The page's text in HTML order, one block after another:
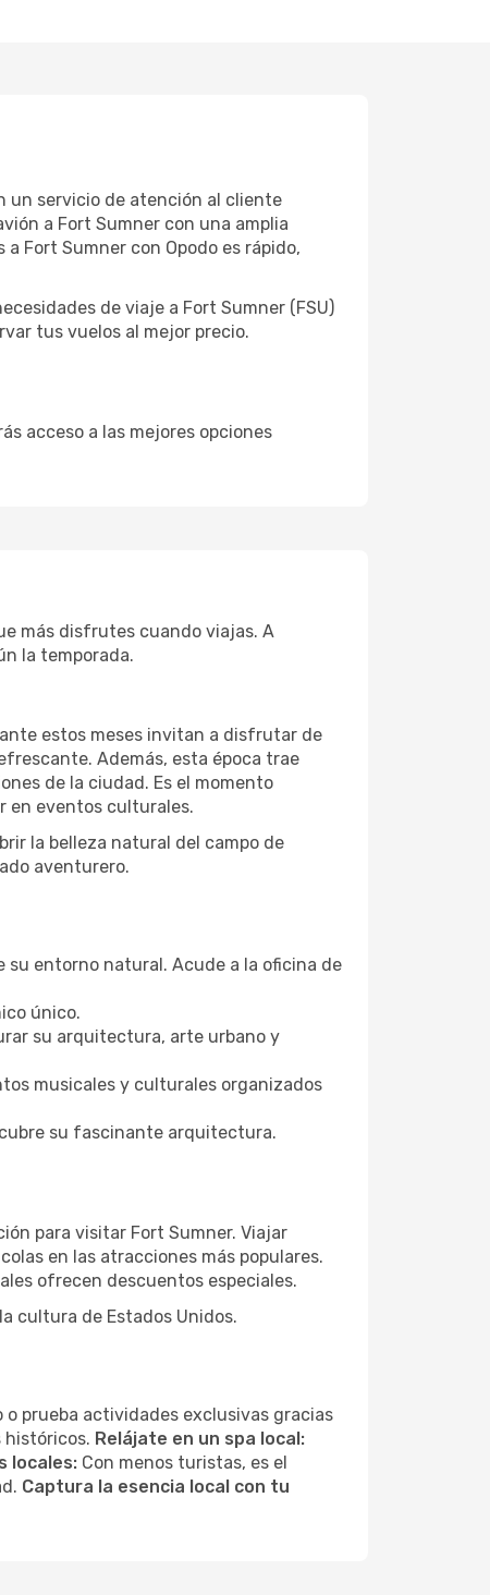
un servicio de atención al cliente
a Fort Sumner con una amplia
Fort Sumner con Opodo es rápido,
de viaje a Fort Sumner (FSU)
tus vuelos al mejor precio.
acceso a las mejores opciones
más disfrutes cuando viajas. A
la temporada.
estos meses invitan a disfrutar de
Además, esta época trae
de la ciudad. Es el momento
en eventos culturales.
la belleza natural del campo de
aventurero.
su entorno natural. Acude a la oficina de
único.
su arquitectura, arte urbano y
musicales y culturales organizados
su fascinante arquitectura.
para visitar Fort Sumner. Viajar
en las atracciones más populares.
ofrecen descuentos especiales.
cultura de Estados Unidos.
prueba actividades exclusivas gracias
históricos. Relájate en un spa local:
locales: Con menos turistas, es el
Captura la esencia local con tu